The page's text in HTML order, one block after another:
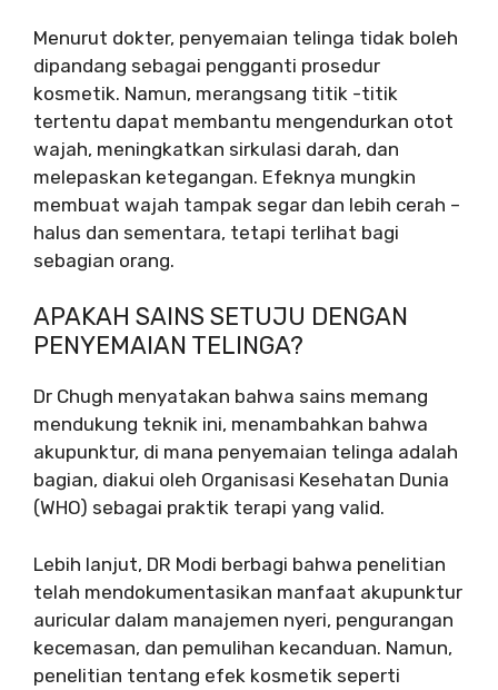
Menurut dokter, penyemaian telinga tidak boleh
dipandang sebagai pengganti prosedur
kosmetik. Namun, merangsang titik -titik
tertentu dapat membantu mengendurkan otot
wajah, meningkatkan sirkulasi darah, dan
melepaskan ketegangan. Efeknya mungkin
membuat wajah tampak segar dan lebih cerah –
halus dan sementara, tetapi terlihat bagi
sebagian orang.
APAKAH SAINS SETUJU DENGAN
PENYEMAIAN TELINGA?
Dr Chugh menyatakan bahwa sains memang
mendukung teknik ini, menambahkan bahwa
akupunktur, di mana penyemaian telinga adalah
bagian, diakui oleh Organisasi Kesehatan Dunia
(WHO) sebagai praktik terapi yang valid.
Lebih lanjut, DR Modi berbagi bahwa penelitian
telah mendokumentasikan manfaat akupunktur
auricular dalam manajemen nyeri, pengurangan
kecemasan, dan pemulihan kecanduan. Namun,
penelitian tentang efek kosmetik seperti